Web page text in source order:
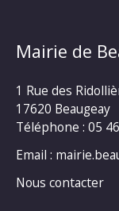
Mairie de
1 Rue des
17620 Beaugeay
Téléphone : 05
Email :
Nous contacter